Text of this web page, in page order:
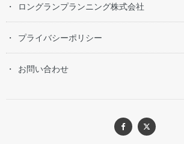
ロングランプランニング株式会社
プライバシーポリシー
お問い合わせ